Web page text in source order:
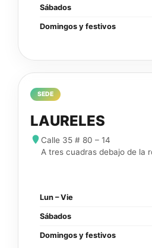
Sábados
Domingos y festivos
SEDE
LAURELES
Calle 35 # 80 – 14
A tres cuadras debajo de la
Lun – Vie
Sábados
Domingos y festivos